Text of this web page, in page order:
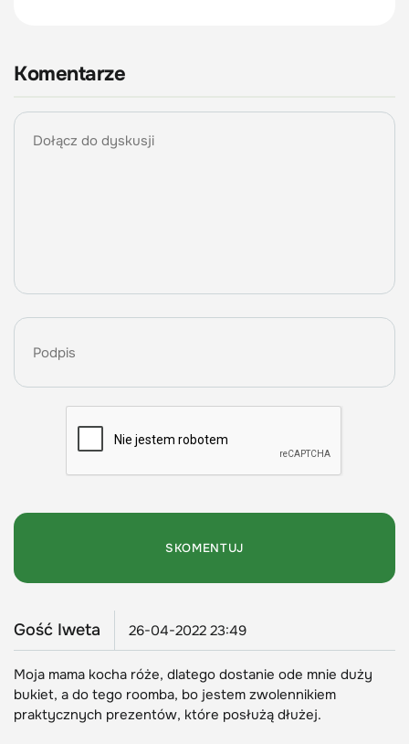
Komentarze
Gość Iweta 26-04-2022 23:49
Moja mama kocha róże, dlatego dostanie ode mnie duży
bukiet, a do tego roomba, bo jestem zwolennikiem
praktycznych prezentów, które posłużą dłużej.